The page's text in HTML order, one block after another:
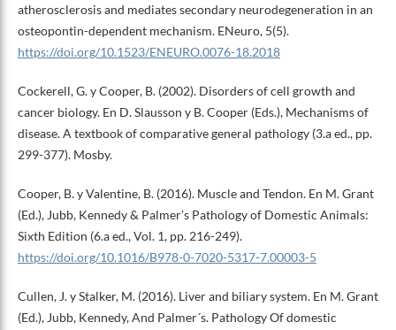
atherosclerosis and mediates secondary neurodegeneration in an
osteopontin-dependent mechanism. ENeuro, 5(5).
https://doi.org/10.1523/ENEURO.0076-18.2018
Cockerell, G. y Cooper, B. (2002). Disorders of cell growth and
cancer biology. En D. Slausson y B. Cooper (Eds.), Mechanisms of
disease. A textbook of comparative general pathology (3.a ed., pp.
299-377). Mosby.
Cooper, B. y Valentine, B. (2016). Muscle and Tendon. En M. Grant
(Ed.), Jubb, Kennedy & Palmer’s Pathology of Domestic Animals:
Sixth Edition (6.a ed., Vol. 1, pp. 216-249).
https://doi.org/10.1016/B978-0-7020-5317-7.00003-5
Cullen, J. y Stalker, M. (2016). Liver and biliary system. En M. Grant
(Ed.), Jubb, Kennedy, And Palmer´s. Pathology Of domestic